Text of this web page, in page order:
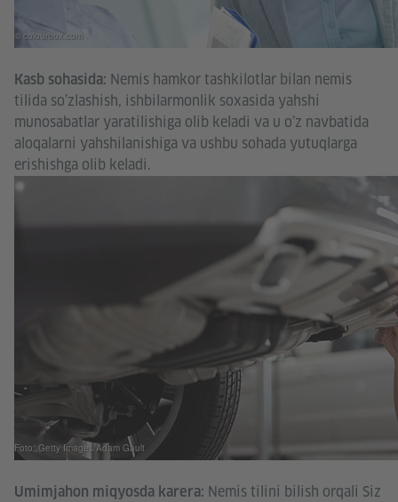
© colourbox.com
Kasb sohasida: Nemis hamkor tashkilotlar bilan nemis
tilida so’zlashish, ishbilarmonlik soxasida yahshi
munosabatlar yaratilishiga olib keladi va u o’z navbatida
aloqalarni yahshilanishiga va ushbu sohada yutuqlarga
erishishga olib keladi.
Foto: Getty Images/Adam Gault
Umimjahon miqyosda karera: Nemis tilini bilish orqali Siz